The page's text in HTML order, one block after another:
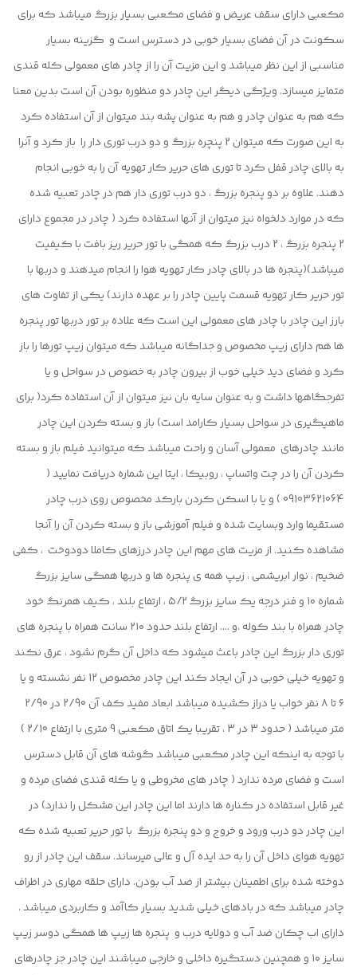
مکعبی دارای سقف عریض و فضای مکعبی بسیار بزرگ میباشد که برای
سکونت در آن فضای بسیار خوبی در دسترس است و گزینه بسیار
مناسبی از این نظر میباشد و این مزیت آن را از چادر های معمولی کله قندی
متمایز میسازد. ویژگی دیگر این چادر دو منظوره بودن آن است بدین معنا
که هم به عنوان چادر و هم به عنوان پشه بند میتوان از آن استفاده کرد
به این صورت که میتوان 2 پنچره بزرگ و دو درب توری دار را باز کرد و آنرا
به بالای چادر قفل کرد تا توری های حریر کار تهویه آن را به خوبی انجام
دهند. علاوه بر دو پنجره بزرگ ، دو درب توری دار هم در چادر تعبیه شده
که در موارد دلخواه نیز میتوان از آنها استفاده کرد ( چادر در مجموع دارای
2 پنجره بزرگ ، 2 درب بزرگ که همگی با تور حریر ریز بافت با کیفیت
میباشد)(پنجره ها در بالای چادر کار تهویه هوا را انجام میدهند و دربها با
تور حریر کار تهویه قسمت پایین چادر را بر عهده دارند) یکی از تفاوت های
بارز این چادر با چادر های معمولی این است که علاده بر تور دربها تور پنجره
ها هم دارای زیپ مخصوص و جداگانه میباشد که میتوان زیپ تورها را باز
کرد و فضای دید خیلی خوب از بیرون چادر به خصوص در سواحل و یا
تفرجگاهها داشت و به عنوان سایه بان نیز میتوان از آن استفاده کرد( برای
ماهیگیری در سواحل بسیار کارامد است) باز و بسته کردن این چادر
مانند چادرهای معمولی آسان و راحت میباشد که میتوانید فیلم باز و بسته
کردن آن را در چت واتساپ ، روبیکا ، ایتا این شماره دریافت نمایید (
09103621064 ) و یا با اسکن کردن بارکد مخصوص روی درب چادر
مستقیما وارد وبسایت شده و فیلم آموزشی باز و بسته کردن آن را آنجا
مشاهده کنید. از مزیت های مهم این چادر درزهای کاملا دودوخت ، کفی
ضخیم ، نوار ابریشمی ، زیپ همه ی پنجره ها و دربها همگی سایز بزرگ
شماره ۱۰ و فنر درجه یک سایز بزرگ ۵/۲ ، ارتفاع بلند ، کیف همرنگ خود
چادر همراه با بند کوله ،و …. ارتفاع بلند حدود ۲۱۰ سانت همراه با پنجره های
توری دار بزرگ این چادر باعث میشود که داخل آن گرم نشود ، عرق نکند
و تهویه خیلی خوبی در آن ایجاد کند این چادر مخصوص 12 نفر نشسته و یا
۶ تا ۸ نفر خواب یا دراز کشیده میباشد ابعاد مفید کف آن 2/90 در 2/90
متر میباشد ( حدود 3 در 3 ، تقریبا یک اتاق مکعبی 9 متری با ارتفاع 2/10 )
با توجه به اینکه این چادر مکعبی میباشد گوشه های آن قابل دسترس
است و فضای مرده ندارد ( چادر های مخروطی و یا کله قندی فضای مرده و
غیر قابل استفاده در کناره ها دارند اما این چادر این مشکل را ندارد) در
این چادر دو درب ورود و خروج و دو پنجره بزرگ با تور حریر تعبیه شده که
تهویه هوای داخل آن را به حد ایده آل و عالی میرساند. سقف این چادر از رو
دوخته شده برای اطمینان بیشتر از ضد آب بودن. دارای حلقه مهاری در اطراف
چادر میباشد که در بادهای خیلی شدید بسیار کاآمد و کاربردی میباشد .
دارای اب چکان ضد آب و دولایه درب و پنجره ها زیپ ها همگی دوسر زیپ
سایز ۱۰ و همچنین دستگیره داخلی و خارجی میباشند این چادر جز چادرهای